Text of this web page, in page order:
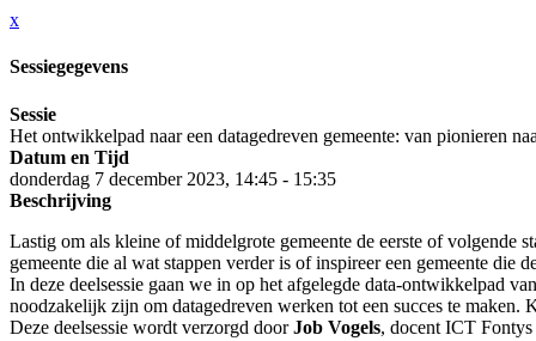
x
Sessiegegevens
Sessie
Het ontwikkelpad naar een datagedreven gemeente: van pionieren
Datum en Tijd
donderdag 7 december 2023, 14:45 - 15:35
Beschrijving
Lastig om als kleine of middelgrote gemeente de eerste of volgende
gemeente die al wat stappen verder is of inspireer een gemeente die
In deze deelsessie gaan we in op het afgelegde data-ontwikkelpad
noodzakelijk zijn om datagedreven werken tot een succes te
Deze deelsessie wordt verzorgd doorJob Vogels, docent ICT